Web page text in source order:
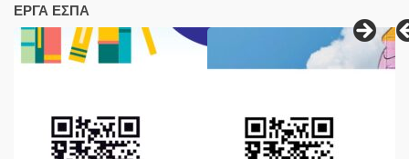
ΕΡΓΑ ΕΣΠΑ